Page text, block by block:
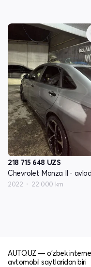
218 715 648 UZS
2022 22 000 km
AUTO.UZ — o'zbek
avtomobil saytlaridan biri